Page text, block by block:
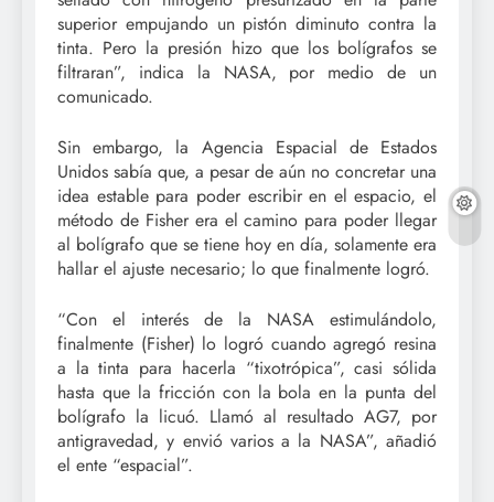
superior empujando un pistón diminuto contra la
tinta. Pero la presión hizo que los bolígrafos se
filtraran”, indica la NASA, por medio de un
comunicado.
Sin embargo, la Agencia Espacial de Estados
Unidos sabía que, a pesar de aún no concretar una
idea estable para poder escribir en el espacio, el
método de Fisher era el camino para poder llegar
al bolígrafo que se tiene hoy en día, solamente era
hallar el ajuste necesario; lo que finalmente logró.
“Con el interés de la NASA estimulándolo,
finalmente (Fisher) lo logró cuando agregó resina
a la tinta para hacerla “tixotrópica”, casi sólida
hasta que la fricción con la bola en la punta del
bolígrafo la licuó. Llamó al resultado AG7, por
antigravedad, y envió varios a la NASA”, añadió
el ente “espacial”.